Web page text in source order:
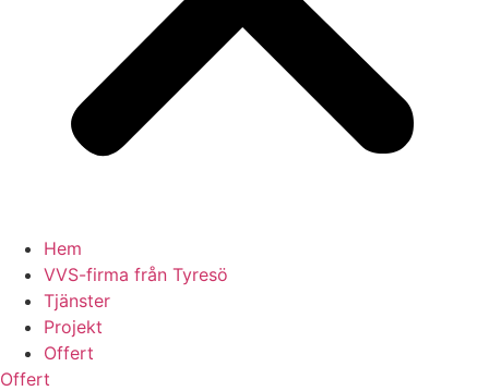
Hem
VVS-firma från Tyresö
Tjänster
Projekt
Offert
Offert